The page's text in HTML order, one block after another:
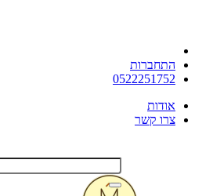
התחברות
0522251752
אודות
צרו קשר